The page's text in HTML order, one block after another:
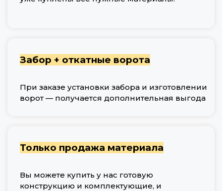
Забор + откатные ворота
При заказе установки забора и изготовлении
ворот — получается дополнительная выгода
Только продажа материала
Вы можете купить у нас готовую
конструкцию и комплектующие, и